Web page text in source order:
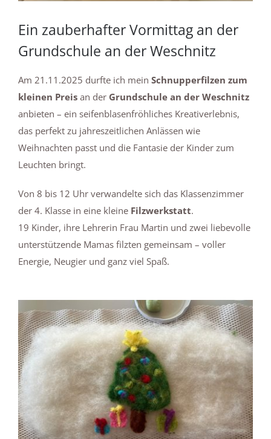
Ein zauberhafter Vormittag an der
Grundschule an der Weschnitz
Am 21.11.2025 durfte ich mein Schnupperfilzen zum
kleinen Preisan der Grundschule an der Weschnitz
anbieten – ein seifenblasenfröhliches Kreativerlebnis,
das perfekt zu jahreszeitlichen Anlässen wie
Weihnachten passt und die Fantasie der Kinder zum
Leuchten bringt.
Von 8 bis 12 Uhr verwandelte sich das Klassenzimmer
der 4. Klasse in eine kleine Filzwerkstatt.
19 Kinder, ihre Lehrerin Frau Martin und zwei liebevolle
unterstützende Mamas filzten gemeinsam – voller
Energie, Neugier und ganz viel Spaß.